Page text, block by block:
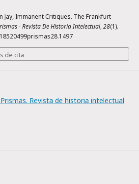
Jay, Immanent Critiques. The Frankfurt
- Revista De Historia Intelectual,28(1).
de cita
Revista de historia intelectual